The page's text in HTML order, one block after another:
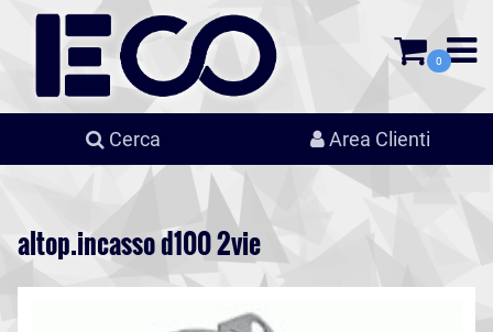
0
Cerca Area Clienti
altop.incasso d100 2vie